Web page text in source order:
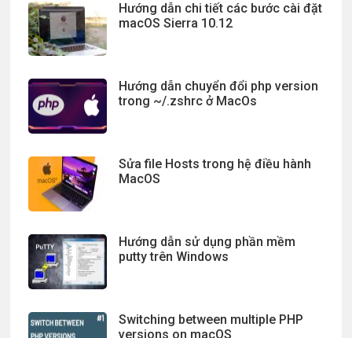
Hướng dẫn chi tiết các bước cài đặt
macOS Sierra 10.12
Hướng dẫn chuyển đổi php version
trong ~/.zshrc ở MacOs
Sửa file Hosts trong hệ điều hành
MacOS
Hướng dẫn sử dụng phần mềm
putty trên Windows
Switching between multiple PHP
versions on macOS